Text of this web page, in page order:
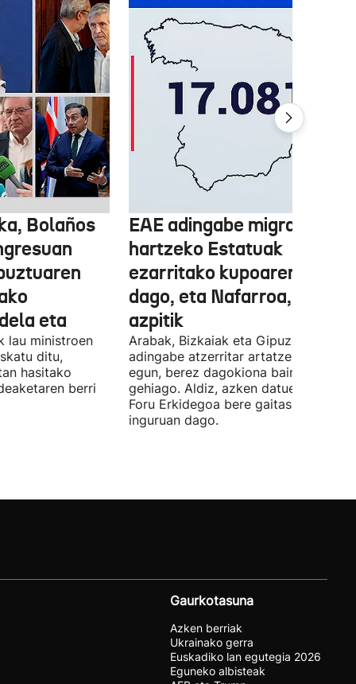
Bolaños
eta
lau ministroen
ditu,
hasitako
berri
EAE adingabe
hartzeko Estatuak
ezarritako kupoaren
dago, eta Nafarroa, berriz,
azpitik
Arabak, Bizkaiak eta Gipuzkoak 843
adingabe atzerritar artatzen dituzte
egun, berez dagokiona baino 65
gehiago. Aldiz, azken datuen arabera,
Foru Erkidegoa bere gaitasunaren %
inguruan dago.
Gaurkotasuna
Azken berriak
Ukrainako gerra
Euskadiko lan egutegia 2026
Eguneko albisteak